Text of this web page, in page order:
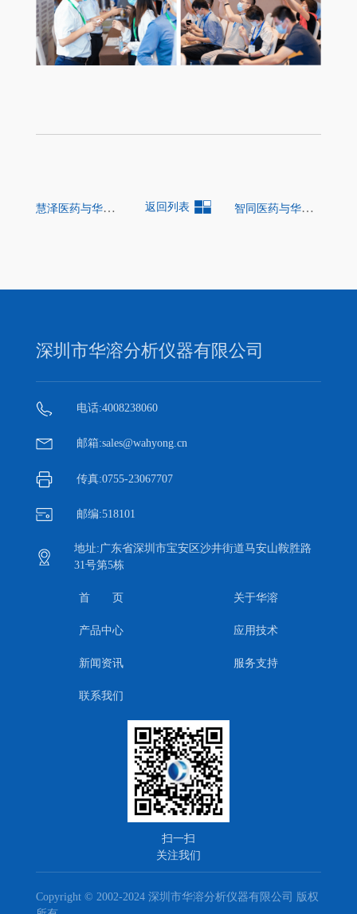
慧泽医药与华溶仪器签定战略合作协议！ 返回列表 智同医药与华溶仪器签定战略合作协议！
深圳市华溶分析仪器有限公司
电话:4008238060
邮箱:sales@wahyong.cn
传真:0755-23067707
邮编:518101
地址:广东省深圳市宝安区沙井街道马安山鞍胜路
31号第5栋
首 页 关于华溶
产品中心 应用技术
新闻资讯 服务支持
联系我们
扫一扫
关注我们
Copyright © 2002-2024 深圳市华溶分析仪器有限公司 版权